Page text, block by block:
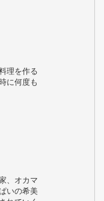
理を作る
に何度も
、オカマ
いの希美